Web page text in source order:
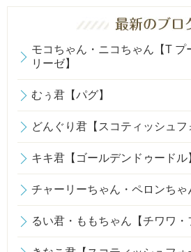
モコちゃん・ニコちゃん【T プ
リーゼ】
むぅ君【パグ】
どんぐり君【スコティッシュフ
キキ君【ゴールデンドゥードル
チャーリーちゃん・ペロンちゃ
るい君・ももちゃん【チワワ・